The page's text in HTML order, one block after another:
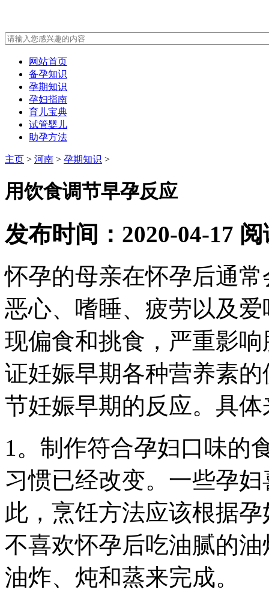
网站首页
备孕知识
孕期知识
孕妇指南
育儿宝典
试管婴儿
助孕方法
主页 > 河南 > 孕期知识 >
用饮食调节早孕反应
发布时间：2020-04-17
怀孕的母亲在怀孕后通
恶心、嗜睡、疲劳以及
现偏食和挑食，严重影
证妊娠早期各种营养素
节妊娠早期的反应。具体
1。制作符合孕妇口味的
习惯已经改变。一些孕
此，烹饪方法应该根据
不喜欢怀孕后吃油腻的
油炸、炖和蒸来完成。